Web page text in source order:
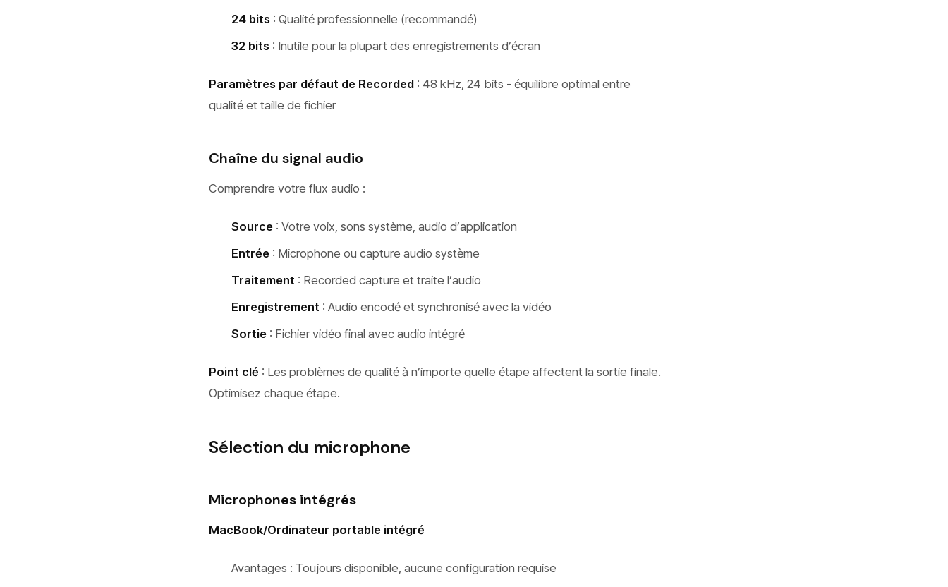
24 bits : Qualité professionnelle (recommandé)
32 bits : Inutile pour la plupart des enregistrements d’écran
Paramètres par défaut de Recorded : 48 kHz, 24 bits - équilibre optimal entre
qualité et taille de fichier
Chaîne du signal audio
Comprendre votre flux audio :
Source : Votre voix, sons système, audio d’application
Entrée : Microphone ou capture audio système
Traitement : Recorded capture et traite l’audio
Enregistrement : Audio encodé et synchronisé avec la vidéo
Sortie : Fichier vidéo final avec audio intégré
Point clé : Les problèmes de qualité à n’importe quelle étape affectent la sortie finale.
Optimisez chaque étape.
Sélection du microphone
Microphones intégrés
MacBook/Ordinateur portable intégré
Avantages : Toujours disponible, aucune configuration requise